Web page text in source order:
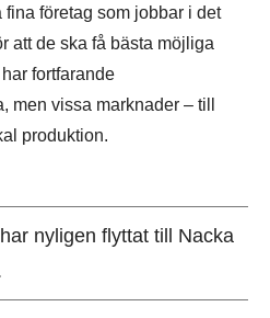
företag som jobbar i det
att de ska få bästa möjliga
fortfarande
men vissa marknader – till
produktion.
nyligen flyttat till Nacka